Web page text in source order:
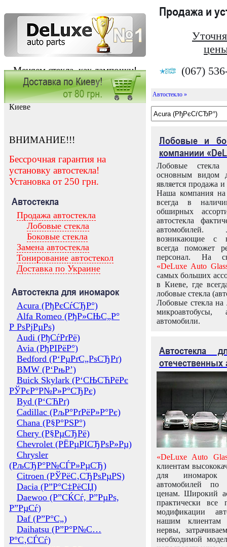
Меняем стекла, как лампочки!
Продажа и
(067)
Заказать установку автостекла в
Киеве
ВНИМАНИЕ!!!
Бессрочная гарантия на
установку автостекла!
Установка от 250 грн.
Автостекла
Продажа автостекла
Лобовые стекла
Боковые стекла
Замена автостекла
Тонирование автостекол
Доставка по Украине
Автостекла для иномарок
Acura (РђРєСѓСЂР°)
Alfa Romeo (РђР»СЊС„Р°
Р РѕРјРµРѕ)
Audi (РђСѓРґРё)
Avia (РђРІРёР°)
Bedford (Р‘РµРґС„РѕСЂРґ)
BMW (Р‘РњР’)
Buick Skylark (Р‘СЊСЋРёРє
РЎРєР°Р№Р»Р°СЂРє)
Byd (Р‘СЋРґ)
Cadillac (РљР°РґРёР»Р°Рє)
Chana (Р§Р°РЅР°)
Chery (Р§РµСЂРё)
Chevrolet (РЁРµРІСЂРѕР»Рµ)
Chrysler
(РљСЂР°Р№СЃР»РµСЂ)
Citroen (РЎРёС‚СЂРѕРµРЅ)
Dacia (Р”Р°С‡РёСЏ)
Daewoo (Р”СЌСѓ, Р”РµРѕ,
Р”РµСѓ)
Daf (Р”Р°С„)
Daihatsu (Р”Р°Р№С…
Р°С‚СЃСѓ)
Автостекло »
Лобовые и
компаниии
Лобовые
основным видом
является продажа и
Наша компания на
всегда в
обширных
автостекла
возникающие с
всегда поможет
персонал. На
«DeLuxe Auto
самых больших
в Киеве, где
лобовые стекла
Лобовые стекла на
микроавтобусы,
автомобили.
Автостекла
отечественных
«DeLuxe Auto
клиентам
для иномарок
автомобилей
ценам. Широкий
практически все
модификации
нашим клиентам
нервы,
необходимой